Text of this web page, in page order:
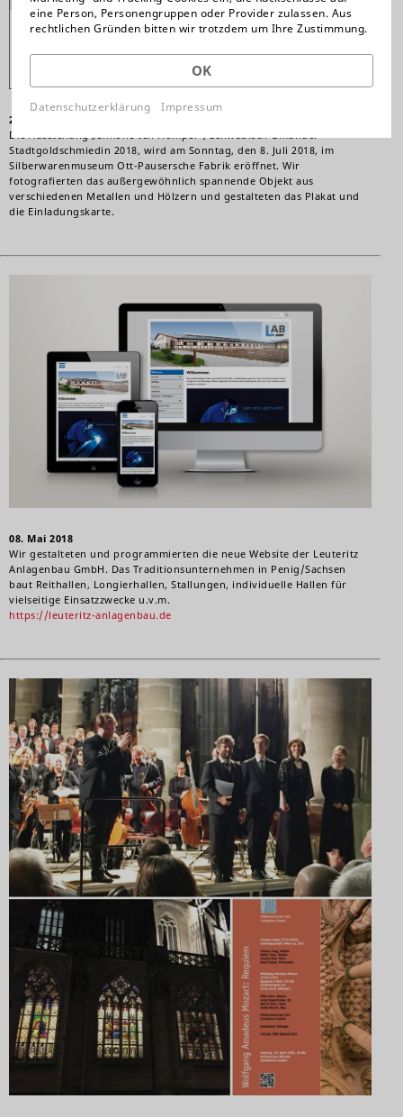
28. Juni 2018
Die Ausstellung „Simone ten Hompel“, Schwäbisch Gmünder
Stadtgoldschmiedin 2018, wird am Sonntag, den 8. Juli 2018, im
Silberwarenmuseum Ott-Pausersche Fabrik eröffnet. Wir
fotografierten das außergewöhnlich spannende Objekt aus
verschiedenen Metallen und Hölzern und gestalteten das Plakat und
die Einladungskarte.
08. Mai 2018
Wir gestalteten und programmierten die neue Website der Leuteritz
Anlagenbau GmbH. Das Traditionsunternehmen in Penig/Sachsen
baut Reithallen, Longierhallen, Stallungen, individuelle Hallen für
vielseitige Einsatzzwecke u.v.m.
https://leuteritz-anlagenbau.de
eine Person, Personengruppen oder Provider zulassen. Aus
rechtlichen Gründen bitten wir trotzdem um Ihre Zustimmung.
OK
Datenschutzerklärung Impressum